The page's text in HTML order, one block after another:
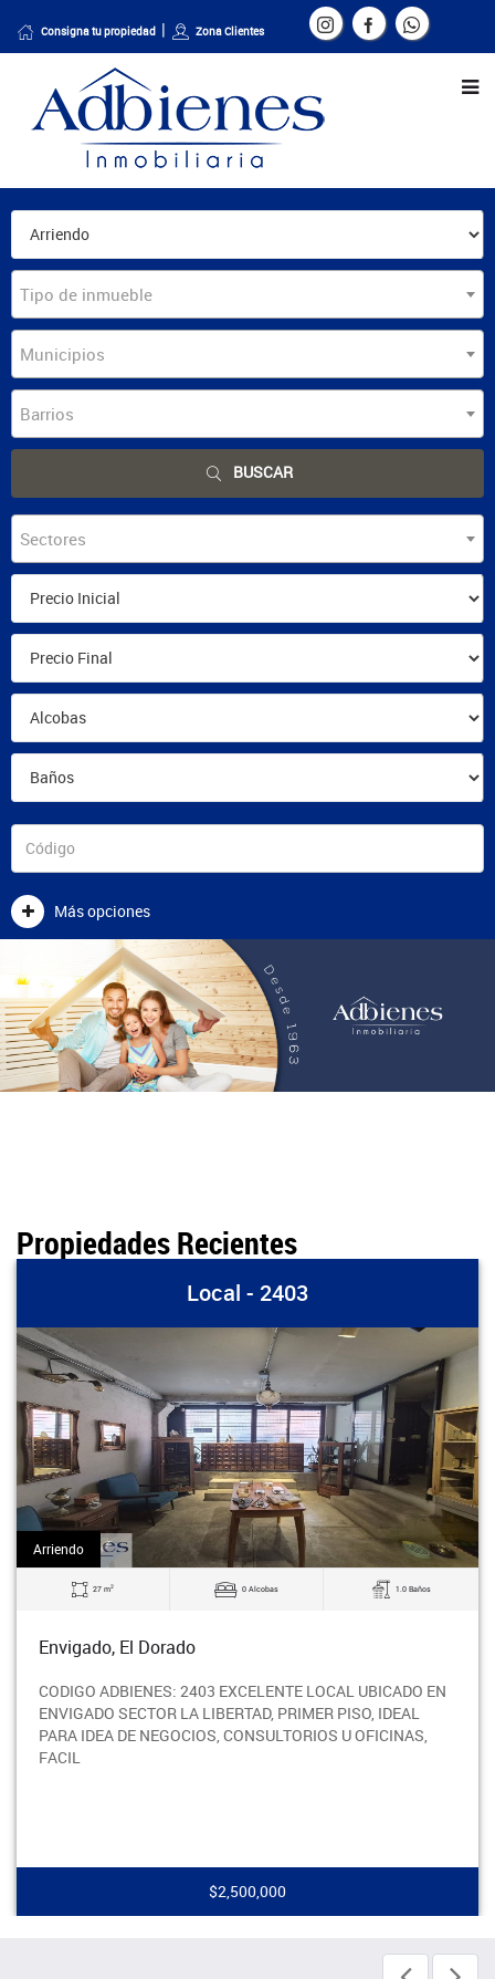
Consigna tu propiedad Zona Clientes
Tipo de inmueble
Municipios
Barrios
BUSCAR
Sectores
Más opciones
Propiedades Recientes
Local - 2403
Arriendo
27 m2 0 Alcobas 1.0 Baños
Envigado, El Dorado
CODIGO ADBIENES: 2403 EXCELENTE LOCAL UBICADO EN
ENVIGADO SECTOR LA LIBERTAD, PRIMER PISO, IDEAL
PARA IDEA DE NEGOCIOS, CONSULTORIOS U OFICINAS,
FACIL
$2,500,000